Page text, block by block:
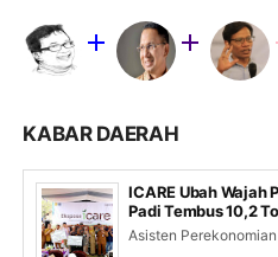
KABAR DAERAH
ICARE Ubah Wajah
Padi Tembus 10,2
Asisten